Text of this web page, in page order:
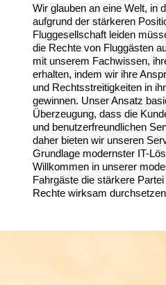
Wir glauben an eine Welt, in
aufgrund der stärkeren
Fluggesellschaft leiden
die Rechte von Fluggästen
mit unserem Fachwissen,
erhalten, indem wir ihre
und Rechtsstreitigkeiten in
gewinnen. Unser Ansatz
Überzeugung, dass die
und benutzerfreundlichen
daher bieten wir unseren
Grundlage modernster IT-
Willkommen in unserer
Fahrgäste die stärkere
Rechte wirksam